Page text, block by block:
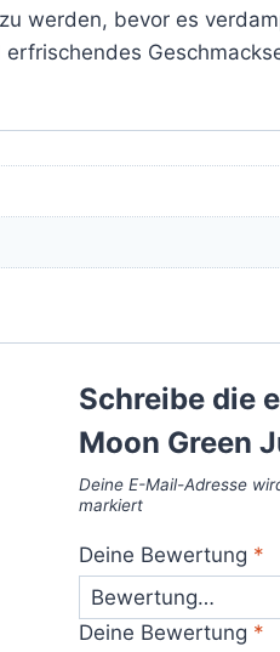
werden, bevor es
Schreibe die
Moon Green
Deine E-Mail-Adresse
markiert
Deine Bewertung *
Deine Bewertung *